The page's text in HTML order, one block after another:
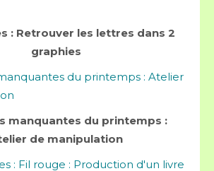
: Retrouver les lettres dans 2
graphies
manquantes du printemps :
de manipulation